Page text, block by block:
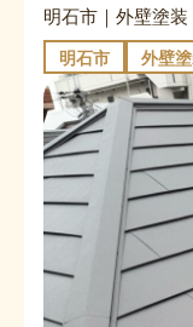
明石市｜外壁塗
明石市 外壁